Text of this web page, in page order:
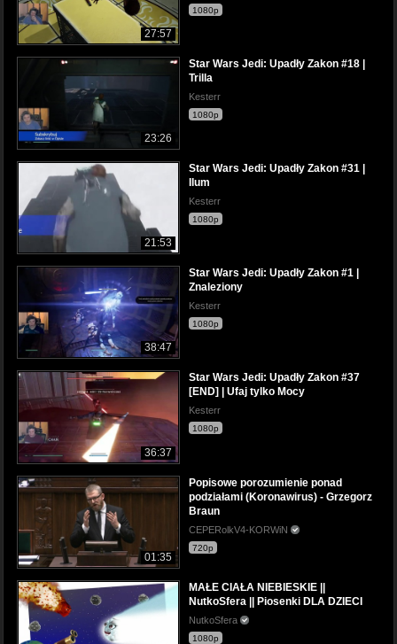
27:57
1080p
23:26
Star Wars Jedi: Upadły Zakon #18 |
Trilla
Kesterr
1080p
21:53
Star Wars Jedi: Upadły Zakon #31 |
Ilum
Kesterr
1080p
38:47
Star Wars Jedi: Upadły Zakon #1 |
Znaleziony
Kesterr
1080p
36:37
Star Wars Jedi: Upadły Zakon #37
[END] | Ufaj tylko Mocy
Kesterr
1080p
01:35
Popisowe porozumienie ponad
podziałami (Koronawirus) - Grzegorz
Braun
CEPERolkV4-KORWiN
720p
MAŁE CIAŁA NIEBIESKIE ||
NutkoSfera || Piosenki DLA DZIECI
NutkoSfera
1080p